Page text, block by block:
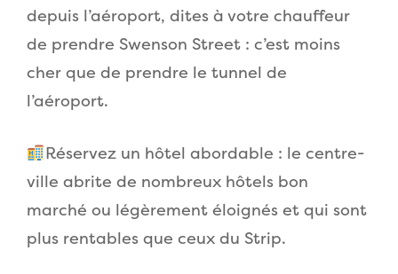
depuis l’aéroport, dites à votre chauffeur
de prendre Swenson Street : c’est moins
cher que de prendre le tunnel de
l’aéroport.
Réservez un hôtel abordable : le centre-
ville abrite de nombreux hôtels bon
marché ou légèrement éloignés et qui sont
plus rentables que ceux du Strip.